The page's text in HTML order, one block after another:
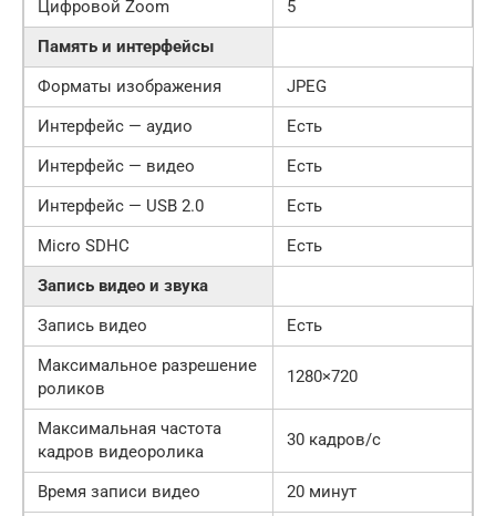
Цифровой Zoom
5
Память и интерфейсы
Форматы изображения
JPEG
Интерфейс — аудио
Есть
Интерфейс — видео
Есть
Интерфейс — USB 2.0
Есть
Micro SDHC
Есть
Запись видео и звука
Запись видео
Есть
Максимальное разрешение
роликов
1280×720
Максимальная частота
кадров видеоролика
30 кадров/с
Время записи видео
20 минут